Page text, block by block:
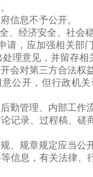
信息不予公开。
、经济安全、社会
，应加强相关部
理意见，并留存相
会对第三方合法权
公开，但行政机
勤管理、内部工作
记录、过程稿、
、规章规定应当公
信息，有关法律、